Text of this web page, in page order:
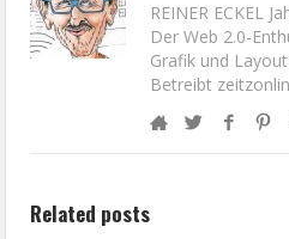
REINER ECKEL
Der Web 2.0-
Grafik und
Betreibt
Related posts